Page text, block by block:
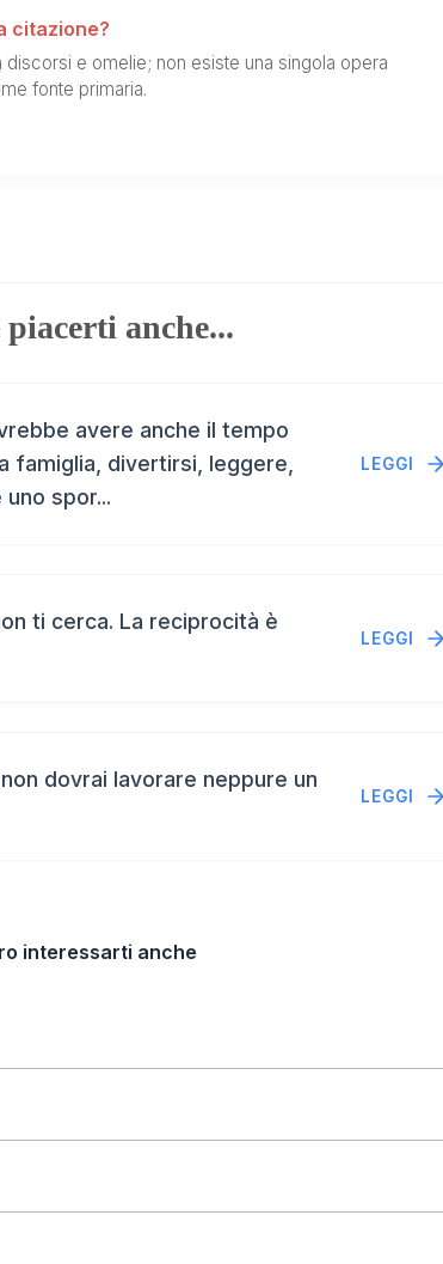
citazione?
discorsi e omelie; non esiste una singola opera
fonte primaria.
anche...
avere anche il tempo
famiglia, divertirsi, leggere,
spor...
LEGGI
ti cerca. La reciprocità è
LEGGI
dovrai lavorare neppure un
LEGGI
interessarti anche